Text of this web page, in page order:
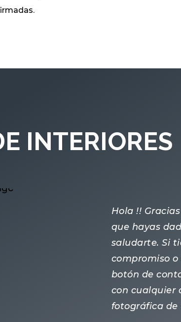
INTERIORES
Hola !!
que hayas
saludarte. Si
compromiso
botón de
con cualquier
fotográfica de